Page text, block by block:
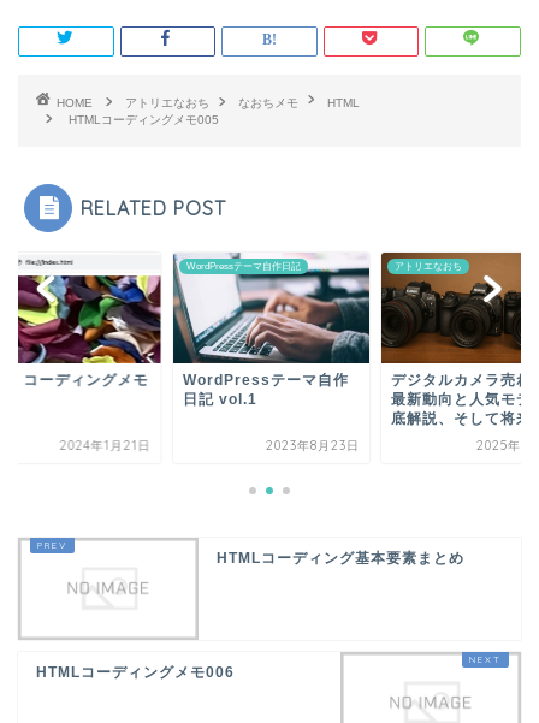
HOME アトリエなおち なおちメモ
HTML
HTMLコーディングメモ005
RELATED POST
コーディングメモ
2024年1月21日
WordPressテーマ自作日記
WordPressテーマ自作
日記 vol.1
2023年8月23日
アトリエなおち
デジタルカメラ売れ
最新動向と人気モデ
底解説、そして将来
2025年8
HTMLコーディング基本要素まとめ
HTMLコーディングメモ006